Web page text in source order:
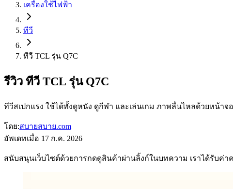
เครื่องใช้ไฟฟ้า
ทีวี
ทีวี TCL รุ่น Q7C
รีวิว ทีวี TCL รุ่น Q7C
ทีวีสเปกแรง ใช้ได้ทั้งดูหนัง ดูกีฬา และเล่นเกม ภาพลื่นไหลด้วยหน้าจอ
โดย:สบายสบาย.com
อัพเดทเมื่อ 17 ก.ค. 2026
สนับสนุนเว็บไซต์ด้วยการกดดูสินค้าผ่านลิ้งก์ในบทความ เราได้รับ